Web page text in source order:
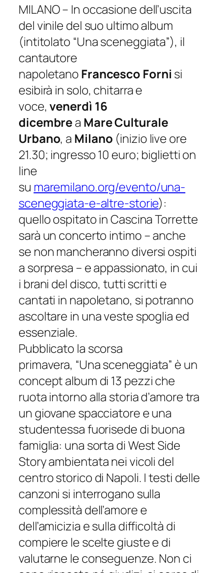
MILANO – In occasione dell’uscita
del vinile del suo ultimo album
(intitolato “Una sceneggiata”), il
cantautore
napoletano Francesco Forni si
esibirà in solo, chitarra e
voce,venerdì 16
dicembrea Mare Culturale
Urbano, a Milano (inizio live ore
21.30; ingresso 10 euro; biglietti on
line
su maremilano.org/evento/una-
sceneggiata-e-altre-storie):
quello ospitato in Cascina Torrette
sarà un concerto intimo – anche
se non mancheranno diversi ospiti
a sorpresa – e appassionato, in cui
i brani del disco, tutti scritti e
cantati in napoletano, si potranno
ascoltare in una veste spoglia ed
essenziale.
Pubblicato la scorsa
primavera, “Una sceneggiata” è un
concept album di 13 pezzi che
ruota intorno alla storia d’amore tra
un giovane spacciatore e una
studentessa fuorisede di buona
famiglia: una sorta diWest Side
Storyambientata nei vicoli del
centro storico di Napoli. I testi delle
canzoni si interrogano sulla
complessità dell’amore e
dell’amicizia e sulla difficoltà di
compiere le scelte giuste e di
valutarne le conseguenze. Non ci